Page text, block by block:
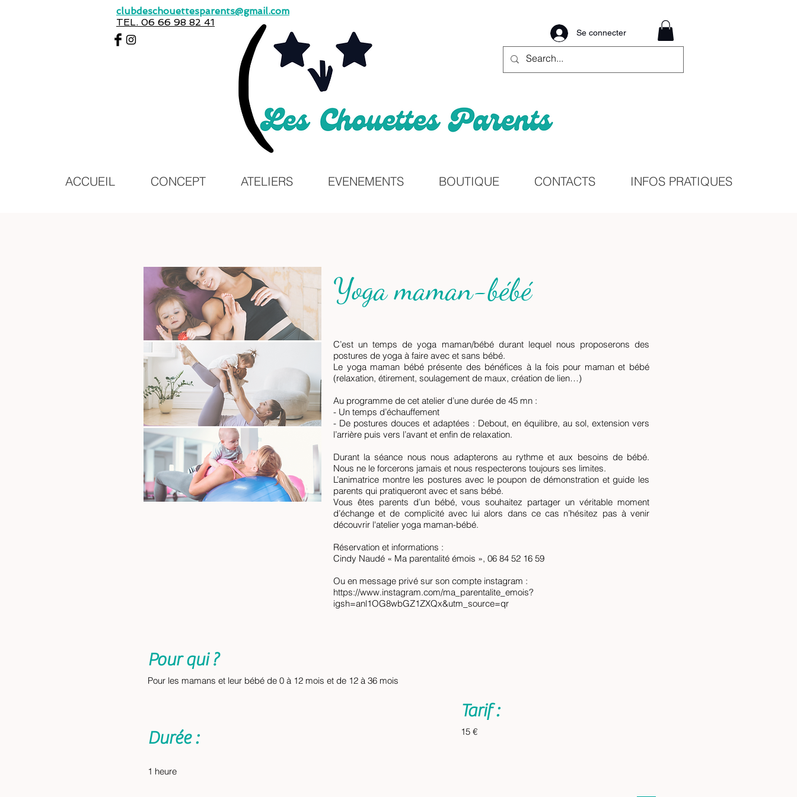
clubdeschouettesparents@gmail.com
TEL. 06 66 98 82 41
Se connecter
ACCUEIL CONCEPT ATELIERS EVENEMENTS BOUTIQUE CONTACTS INFOS PRATIQUES
Yoga maman-bébé
C’est un temps de yoga maman/bébé durant lequel nous proposerons des
postures de yoga à faire avec et sans bébé.
Le yoga maman bébé présente des bénéfices à la fois pour maman et bébé
(relaxation, étirement, soulagement de maux, création de lien…)
Au programme de cet atelier d’une durée de 45 mn :
- Un temps d’échauffement
- De postures douces et adaptées : Debout, en équilibre, au sol, extension vers
l’arrière puis vers l’avant et enfin de relaxation.
Durant la séance nous nous adapterons au rythme et aux besoins de bébé.
Nous ne le forcerons jamais et nous respecterons toujours ses limites.
L’animatrice montre les postures avec le poupon de démonstration et guide les
parents qui pratiqueront avec et sans bébé.
Vous êtes parents d’un bébé, vous souhaitez partager un véritable moment
d’échange et de complicité avec lui alors dans ce cas n’hésitez pas à venir
découvrir l'atelier yoga maman-bébé.
Réservation et informations :
Cindy Naudé « Ma parentalité émois », 06 84 52 16 59
Ou en message privé sur son compte instagram :
https://www.instagram.com/ma_parentalite_emois?
igsh=anl1OG8wbGZ1ZXQx&utm_source=qr
Pour qui ?
Pour les mamans et leur bébé de 0 à 12 mois et de 12 à 36 mois
Tarif :
Durée :
15 €
1 heure